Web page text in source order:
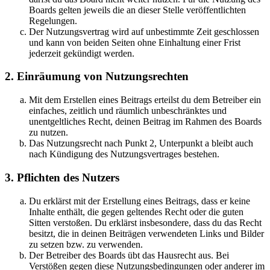
Boards gelten jeweils die an dieser Stelle veröffentlichten
Regelungen.
Der Nutzungsvertrag wird auf unbestimmte Zeit geschlossen
und kann von beiden Seiten ohne Einhaltung einer Frist
jederzeit gekündigt werden.
2. Einräumung von Nutzungsrechten
Mit dem Erstellen eines Beitrags erteilst du dem Betreiber ein
einfaches, zeitlich und räumlich unbeschränktes und
unentgeltliches Recht, deinen Beitrag im Rahmen des Boards
zu nutzen.
Das Nutzungsrecht nach Punkt 2, Unterpunkt a bleibt auch
nach Kündigung des Nutzungsvertrages bestehen.
3. Pflichten des Nutzers
Du erklärst mit der Erstellung eines Beitrags, dass er keine
Inhalte enthält, die gegen geltendes Recht oder die guten
Sitten verstoßen. Du erklärst insbesondere, dass du das Recht
besitzt, die in deinen Beiträgen verwendeten Links und Bilder
zu setzen bzw. zu verwenden.
Der Betreiber des Boards übt das Hausrecht aus. Bei
Verstößen gegen diese Nutzungsbedingungen oder anderer im